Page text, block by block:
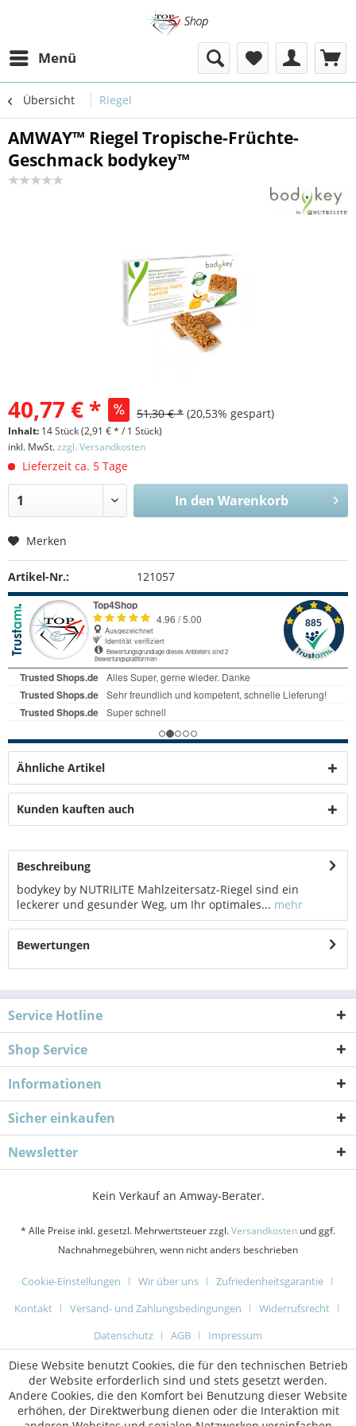
Menü
Übersicht Riegel
AMWAY™ Riegel Tropische-Früchte-
Geschmack bodykey™
40,77 € * 51,30 € * (20,53% gespart)
Inhalt: 14 Stück (2,91 €* / 1 Stück)
inkl. MwSt.zzgl. Versandkosten
Lieferzeit ca. 5 Tage
In den Warenkorb
Merken
Artikel-Nr.: 121057
Ähnliche Artikel
Kunden kauften auch
Beschreibung
bodykey by NUTRILITE Mahlzeitersatz-Riegel sind ein
leckerer und gesunder Weg, um Ihr optimales... mehr
Bewertungen
Service Hotline
Shop Service
Informationen
Sicher einkaufen
Newsletter
Kein Verkauf an Amway-Berater.
* Alle Preise inkl. gesetzl. Mehrwertsteuer zzgl.Versandkosten und ggf.
Nachnahmegebühren, wenn nicht anders beschrieben
Cookie-Einstellungen Wir über uns
Zufriedenheitsgarantie
Kontakt
Versand- und Zahlungsbedingungen
Widerrufsrecht
Datenschutz
AGB Impressum
Diese Website benutzt Cookies, die für den technischen Betrieb
der Website erforderlich sind und stets gesetzt werden.
Andere Cookies, die den Komfort bei Benutzung dieser Website
erhöhen, der Direktwerbung dienen oder die Interaktion mit